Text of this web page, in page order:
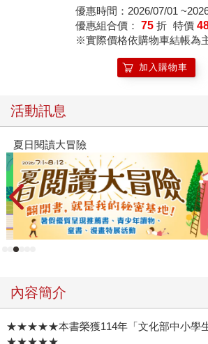
就像我們不知不覺成為了大人一樣，他
與經驗而變得成熟。 學校的課程裡沒有
處，但就像國文、數學需要學習一樣，
關係課題也需要練習。在《同學別鬧了
聰明說話術》這本書中，透過實際調查
惱，提供了應對的方法。可以讓孩子在
己的想法與心情，懂得如何處理問題，
累積成功的社交經驗，讓小學的生活更
優惠時間：2026/07/01
優惠組合價： 75 折 特價
※實際價格依購物車結帳為
加入購物車
活動訊息
夏日閱讀大冒險
內容簡介
★★★★★本書榮獲114年「文化部中小學生